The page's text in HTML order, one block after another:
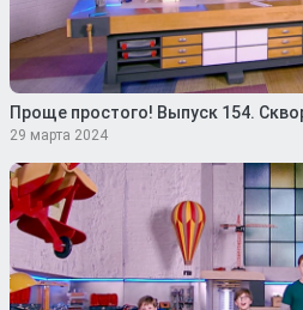
Проще простого! Выпуск 154.
29 марта 2024